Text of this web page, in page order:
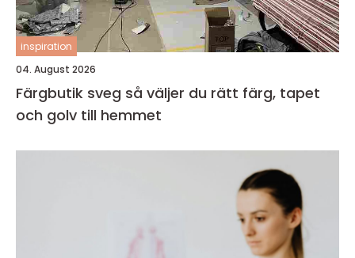
inspiration
04. August 2026
Färgbutik sveg så väljer du rätt färg, tapet
och golv till hemmet